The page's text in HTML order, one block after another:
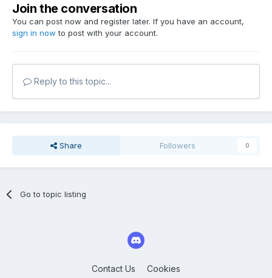
Join the conversation
You can post now and register later. If you have an account,
sign in now to post with your account.
Reply to this topic...
Share Followers 0
Go to topic listing
Contact Us Cookies